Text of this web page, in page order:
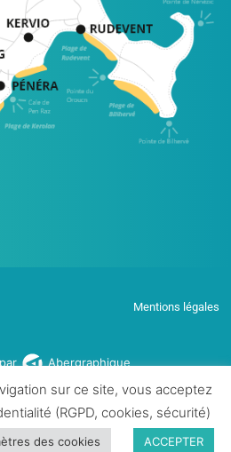
Mentions légales
Abergraphique
sur ce site, vous acceptez
(RGPD, cookies, sécurité)
des cookies ACCEPTER